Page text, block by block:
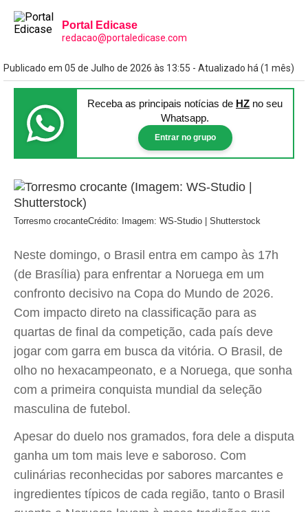
Portal Edicase
redacao@portaledicase.com
Publicado em 05 de Julho de 2026 às 13:55 - Atualizado há (1 mês)
Receba as principais notícias de HZ no seu
Whatsapp.
Entrar no grupo
Torresmo crocanteCrédito: Imagem: WS-Studio | Shutterstock
Neste domingo, o Brasil entra em campo às 17h
(de Brasília) para enfrentar a Noruega em um
confronto decisivo na Copa do Mundo de 2026.
Com impacto direto na classificação para as
quartas de final da competição, cada país deve
jogar com garra em busca da vitória. O Brasil, de
olho no hexacampeonato, e a Noruega, que sonha
com a primeira conquista mundial da seleção
masculina de futebol.
Apesar do duelo nos gramados, fora dele a disputa
ganha um tom mais leve e saboroso. Com
culinárias reconhecidas por sabores marcantes e
ingredientes típicos de cada região, tanto o Brasil